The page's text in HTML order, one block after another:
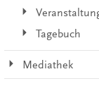
Tagebuch
Mediathek